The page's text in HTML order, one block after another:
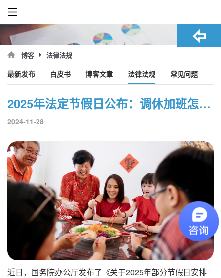
博客 法律法规
最新发布 白皮书 博客文章 法律法规 常见问题
2025年法定节假日公布：调休加班怎么安排？
2024-11-28
近日，国务院办公厅发布了《关于2025年部分节假日安排